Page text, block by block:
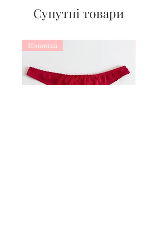
Супутні товари
Новинка